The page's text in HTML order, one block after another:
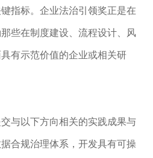
指标。企业法治引领奖正是在
些在制度建设、流程设计、风
有示范价值的企业或相关研
与以下方向相关的实践成果与
合规治理体系，开发具有可操